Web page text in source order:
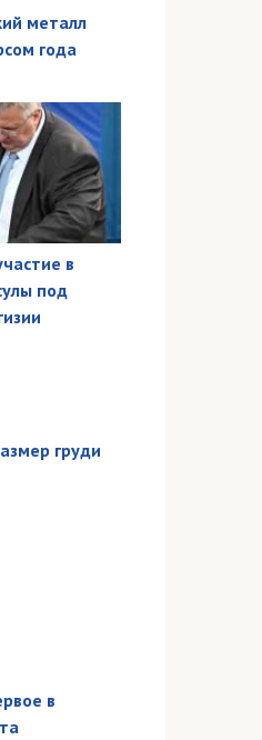
металл
года
в
под
груди
в